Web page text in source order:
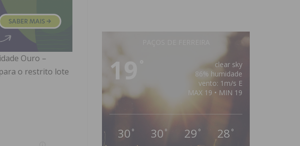
Ouro –
o restrito lote
19
clear sky
86% humidade
vento: 1m/s E
MAX 19 • MIN 19
30 ° 30 ° 29 ° 28 °